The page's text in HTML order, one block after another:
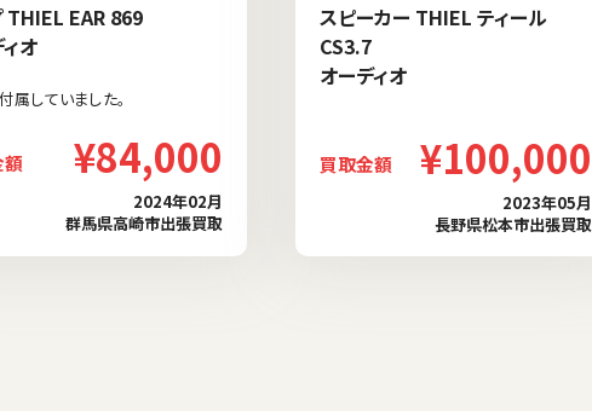
THIEL EAR 869
オ
属していました。
¥84,000
2024年02月
群馬県高崎市出張買取
スピーカー THIEL ティール
CS3.7
オーディオ
買取金額 ¥100,000
2023年05月
長野県松本市出張買取